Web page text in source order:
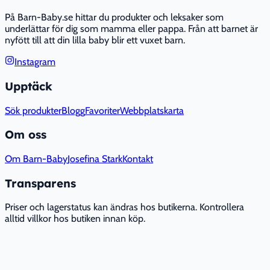
På Barn-Baby.se hittar du produkter och leksaker som
underlättar för dig som mamma eller pappa. Från att barnet är
nyfött till att din lilla baby blir ett vuxet barn.
Instagram
Upptäck
Sök produkterBloggFavoriterWebbplatskarta
Om oss
Om Barn-BabyJosefina StarkKontakt
Transparens
Priser och lagerstatus kan ändras hos butikerna. Kontrollera
alltid villkor hos butiken innan köp.